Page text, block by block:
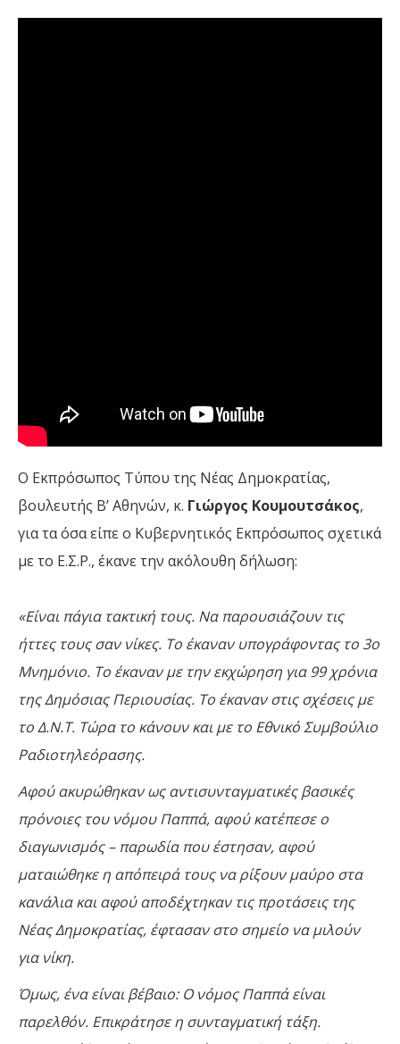
Ο Εκπρόσωπος Τύπου της Νέας Δημοκρατίας,
βουλευτής Β’ Αθηνών, κ. Γιώργος Κουμουτσάκος,
για τα όσα είπε ο Κυβερνητικός Εκπρόσωπος σχετικά
με το Ε.Σ.Ρ., έκανε την ακόλουθη δήλωση:
«Είναι πάγια τακτική τους. Να παρουσιάζουν τις
ήττες τους σαν νίκες. Το έκαναν υπογράφοντας το 3ο
Μνημόνιο. Το έκαναν με την εκχώρηση για 99 χρόνια
της Δημόσιας Περιουσίας. Το έκαναν στις σχέσεις με
το Δ.Ν.Τ. Τώρα το κάνουν και με το Εθνικό Συμβούλιο
Ραδιοτηλεόρασης.
Αφού ακυρώθηκαν ως αντισυνταγματικές βασικές
πρόνοιες του νόμου Παππά, αφού κατέπεσε ο
διαγωνισμός – παρωδία που έστησαν, αφού
ματαιώθηκε η απόπειρά τους να ρίξουν μαύρο στα
κανάλια και αφού αποδέχτηκαν τις προτάσεις της
Νέας Δημοκρατίας, έφτασαν στο σημείο να μιλούν
για νίκη.
Όμως, ένα είναι βέβαιο: Ο νόμος Παππά είναι
παρελθόν. Επικράτησε η συνταγματική τάξη.